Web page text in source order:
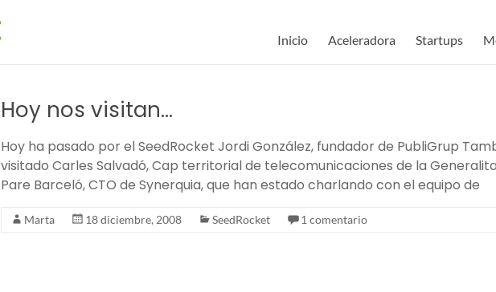
Inicio Aceleradora Startups
Hoy nos visitan…
Hoy ha pasado por el SeedRocket Jordi González, fundador de PubliGrup
visitado Carles Salvadó, Cap territorial de telecomunicaciones de la
Pare Barceló, CTO de Synerquia, que han estado charlando con el equipo de
Marta 18 diciembre, 2008 SeedRocket 1 comentario